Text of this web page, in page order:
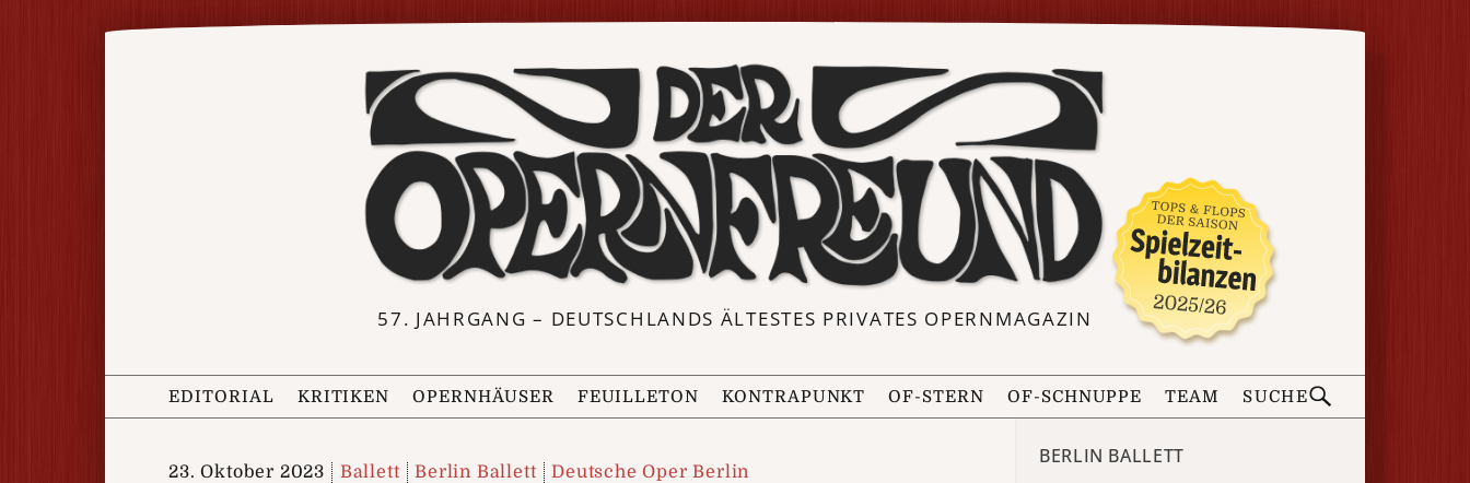
57. JAHRGANG – DEUTSCHLANDS ÄLTESTES PRIVATES OPERNMAGAZIN
EDITORIAL KRITIKEN OPERNHÄUSER FEUILLETON KONTRAPUNKT OF-STERN OF-SCHNUPPE TEAM SUCHE
23. Oktober 2023 Ballett Berlin Ballett Deutsche Oper Berlin
BERLIN BALLETT